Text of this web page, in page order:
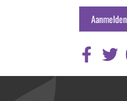
Aanmelden